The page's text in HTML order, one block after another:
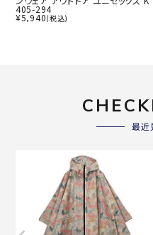
405-294
¥5,940(税込)
最近